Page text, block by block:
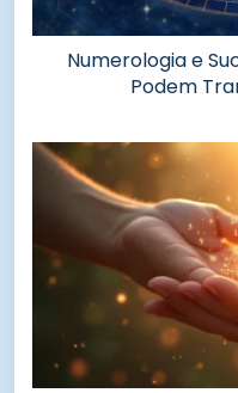
Numerologia e
Podem